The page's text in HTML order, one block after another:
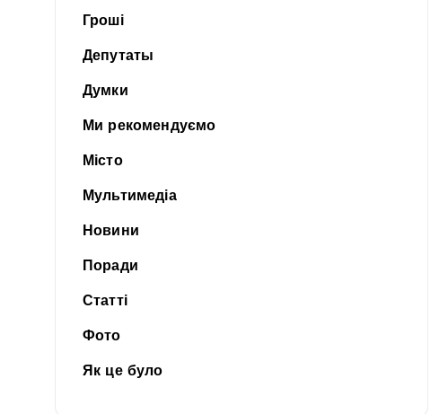
Гроші
Депутаты
Думки
Ми рекомендуємо
Місто
Мультимедіа
Новини
Поради
Статті
Фото
Як це було